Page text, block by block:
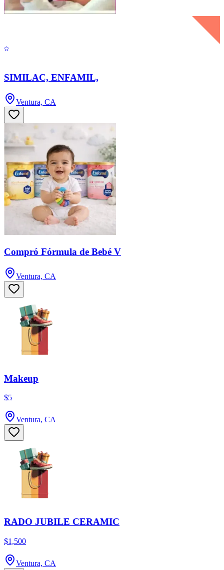
SIMILAC, ENFAMIL,
Ventura, CA
Compró Fórmula de Bebé V
Ventura, CA
Makeup
$5
Ventura, CA
RADO JUBILE CERAMIC
$1,500
Ventura, CA